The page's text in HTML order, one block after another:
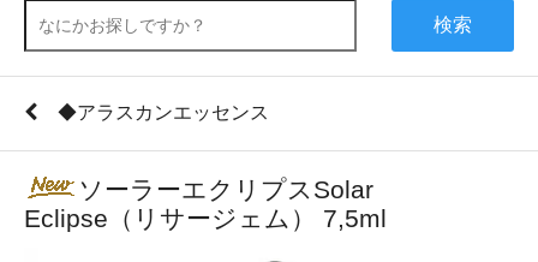
検索
◆アラスカンエッセンス
ソーラーエクリプスSolar
Eclipse（リサージェム） 7,5ml